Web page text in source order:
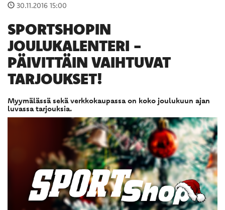
30.11.2016 15:00
SPORTSHOPIN
JOULUKALENTERI -
PÄIVITTÄIN VAIHTUVAT
TARJOUKSET!
Myymälässä sekä verkkokaupassa on koko joulukuun ajan
luvassa tarjouksia.